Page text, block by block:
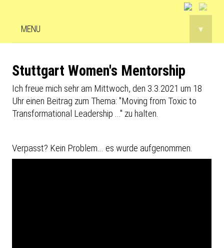
MENU ▾
Stuttgart Women's Mentorship
Ich freue mich sehr am Mittwoch, den 3.3.2021 um 18
Uhr einen Beitrag zum Thema: "Moving from Toxic to
Transformational Leadership ..." zu halten.
Verpasst? Kein Problem... es wurde aufgenommen.